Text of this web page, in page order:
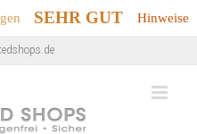
SEHR GUT Hinweise